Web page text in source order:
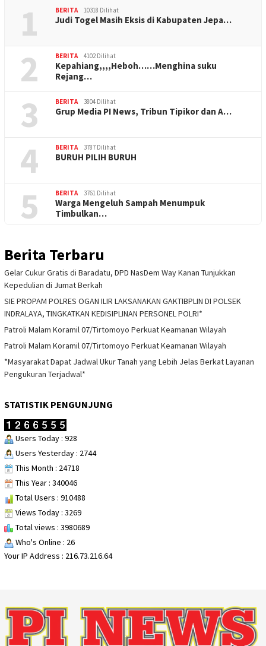
1 BERITA 10318 Dilihat
Judi Togel Masih Eksis di Kabupaten Jepa…
2 BERITA 4102 Dilihat
Kepahiang,,,,Heboh……Menghina suku
Rejang…
3 BERITA 3804 Dilihat
Grup Media PI News, Tribun Tipikor dan A…
4 BERITA 3787 Dilihat
BURUH PILIH BURUH
5 BERITA 3761 Dilihat
Warga Mengeluh Sampah Menumpuk
Timbulkan…
Berita Terbaru
Gelar Cukur Gratis di Baradatu, DPD NasDem Way Kanan Tunjukkan
Kepedulian di Jumat Berkah
SIE PROPAM POLRES OGAN ILIR LAKSANAKAN GAKTIBPLIN DI POLSEK
INDRALAYA, TINGKATKAN KEDISIPLINAN PERSONEL POLRI*
Patroli Malam Koramil 07/Tirtomoyo Perkuat Keamanan Wilayah
Patroli Malam Koramil 07/Tirtomoyo Perkuat Keamanan Wilayah
*Masyarakat Dapat Jadwal Ukur Tanah yang Lebih Jelas Berkat Layanan
Pengukuran Terjadwal*
STATISTIK PENGUNJUNG
Users Today : 928
Users Yesterday : 2744
This Month : 24718
This Year : 340046
Total Users : 910488
Views Today : 3269
Total views : 3980689
Who's Online : 26
Your IP Address : 216.73.216.64